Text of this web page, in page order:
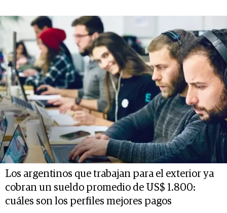
Los argentinos que trabajan para el exterior ya
cobran un sueldo promedio de US$ 1.800:
cuáles son los perfiles mejores pagos